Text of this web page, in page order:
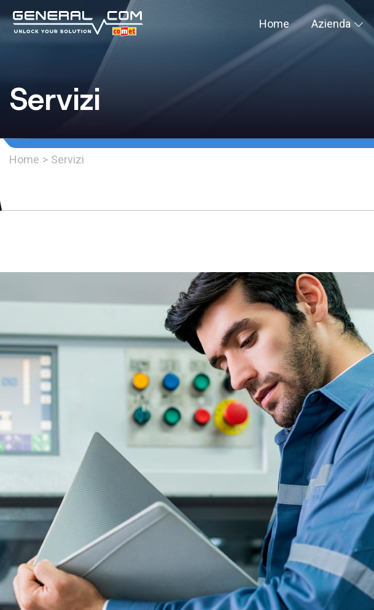
Home Azienda
Servizi
Home > Servizi